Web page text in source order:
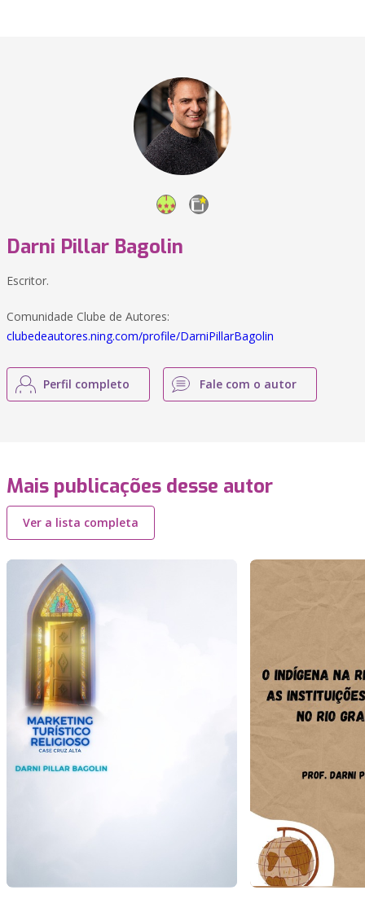
Darni Pillar Bagolin
Escritor.
Comunidade Clube de Autores:
clubedeautores.ning.com/profile/DarniPillarBagolin
Perfil completo Fale com o autor
Mais publicações desse autor
Ver a lista completa